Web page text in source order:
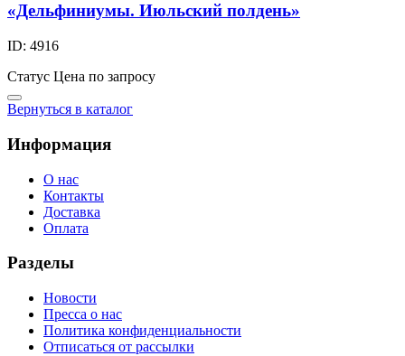
«Дельфиниумы. Июльский полдень»
ID: 4916
Статус Цена по запросу
Вернуться в каталог
Информация
О нас
Контакты
Доставка
Оплата
Разделы
Новости
Пресса о нас
Политика конфиденциальности
Отписаться от рассылки